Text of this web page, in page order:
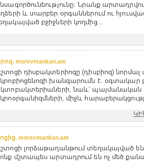
Նրանք
և տարբեր օրգաններում ու
բջիջների կողմից...
morevmankan.am
դիսբակտերիոզը (դիսբիոզ) նորմալ
խանգարումն է. օգտակար
նաև՝
միջև
morevmankan.am
լորձաթաղանթում տեղակայված
մշտապես արտադրում են ոչ մեծ